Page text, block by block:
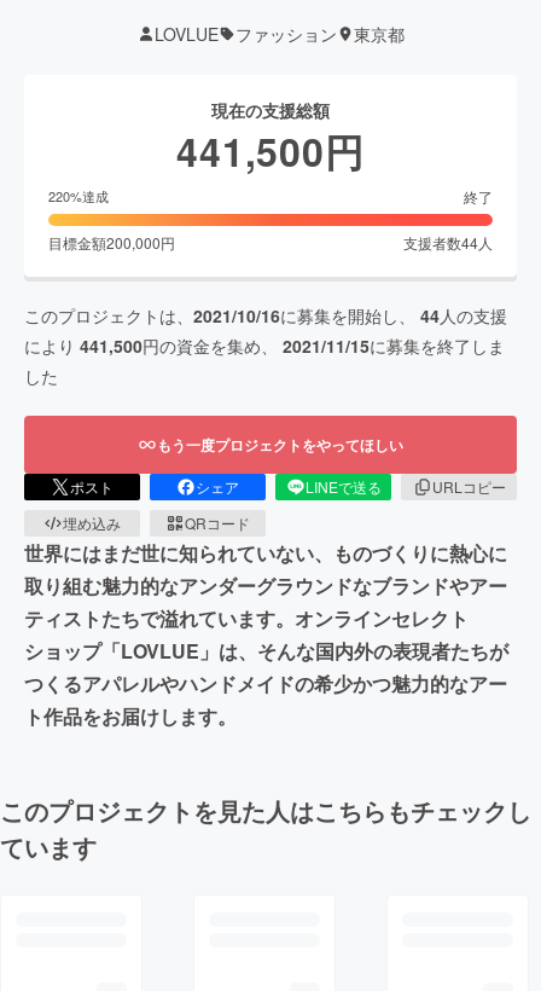
LOVLUE ファッション 東京都
現在の支援総額
441,500円
220%達成 終了
目標金額200,000円 支援者数44人
このプロジェクトは、 2021/10/16に募集を開始し、 44人の支援
により 441,500円の資金を集め、 2021/11/15に募集を終了しま
した
もう一度プロジェクトをやってほしい
ポスト シェア LINEで送る
URLコピー
埋め込み
QRコード
世界にはまだ世に知られていない、ものづくりに熱心に
取り組む魅力的なアンダーグラウンドなブランドやアー
ティストたちで溢れています。オンラインセレクト
ショップ「LOVLUE」は、そんな国内外の表現者たちが
つくるアパレルやハンドメイドの希少かつ魅力的なアー
ト作品をお届けします。
このプロジェクトを見た人はこちらもチェックし
ています